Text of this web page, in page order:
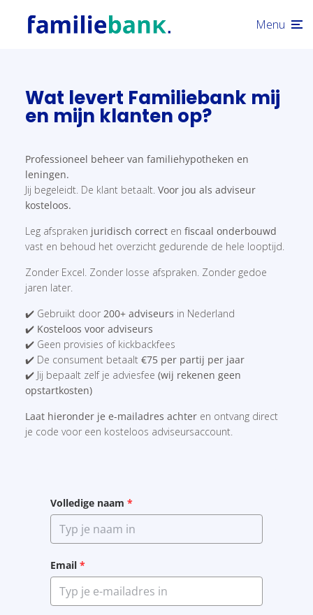
Menu
Wat levert Familiebank mij
en mijn klanten op?
Professioneel beheer van familiehypotheken en
leningen.
Jij begeleidt. De klant betaalt. Voor jou als adviseur
kosteloos.
Leg afspraken juridisch correcten fiscaal onderbouwd
vast en behoud het overzicht gedurende de hele looptijd.
Zonder Excel. Zonder losse afspraken. Zonder gedoe
jaren later.
✔️ Gebruikt door 200+ adviseurs in Nederland
✔️ Kosteloos voor adviseurs
✔️ Geen provisies of kickbackfees
✔️ De consument betaalt €75 per partij per jaar
✔️ Jij bepaalt zelf je adviesfee (wij rekenen geen
opstartkosten)
Laat hieronder je e-mailadres achteren ontvang direct
je code voor een kosteloos adviseursaccount.
Volledige naam *
Email *